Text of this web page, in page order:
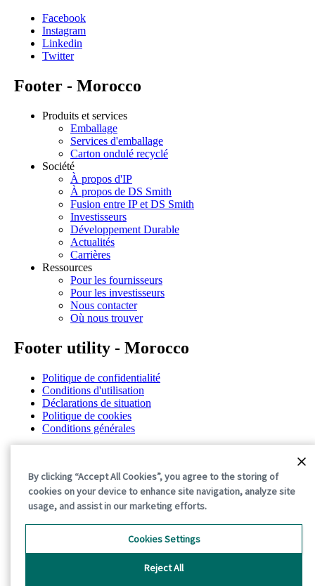
Facebook
Instagram
Linkedin
Twitter
Footer - Morocco
Produits et services
Emballage
Services d'emballage
Carton ondulé recyclé
Société
À propos d'IP
À propos de DS Smith
Fusion entre IP et DS Smith
Investisseurs
Développement Durable
Actualités
Carrières
Ressources
Pour les fournisseurs
Pour les investisseurs
Nous contacter
Où nous trouver
Footer utility - Morocco
Politique de confidentialité
Conditions d'utilisation
Déclarations de situation
Politique de cookies
Conditions générales
By clicking “Accept All Cookies”, you agree to the storing of
cookies on your device to enhance site navigation, analyze site
usage, and assist in our marketing efforts.
Reject All
Cookies Settings